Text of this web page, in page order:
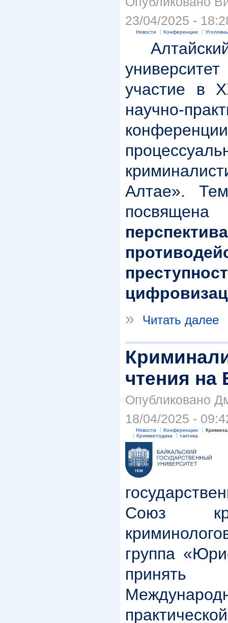
23/04/2025 -
Новости Конференции
участие в
научно-
Алтае».
»
Читать далее
чтения на
Опубликовано
18/04/2025 -
Новости Конференции
Кримметодика
тактика
Союз
группа